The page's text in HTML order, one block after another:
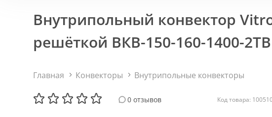
Внутрипольный конвектор
решёткой ВКВ-150-160-1400-2ТВ
Главная Конвекторы Внутрипольные конвекторы
0 отзывов Код товара: